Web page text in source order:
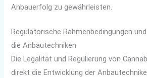
Anbauerfolg zu gewährleisten.
Regulatorische Rahmenbedingungen
die Anbautechniken
Die Legalität und Regulierung von
direkt die Entwicklung der